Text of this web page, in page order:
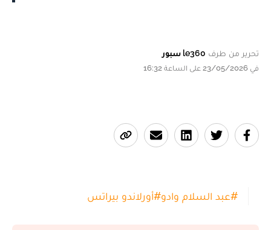
تحرير من طرف le360 سبور
في 23/05/2026 على الساعة 16:32
#عبد السلام وادو#أورلاندو بيراتس